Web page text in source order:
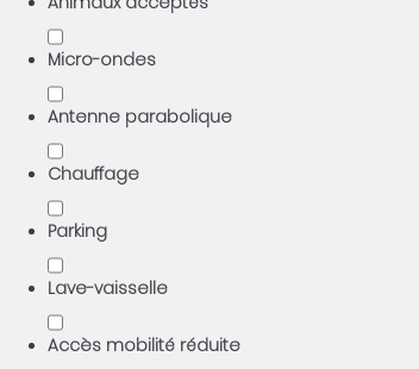
Micro-ondes
Antenne parabolique
Chauffage
Parking
Lave-vaisselle
Accès mobilité réduite